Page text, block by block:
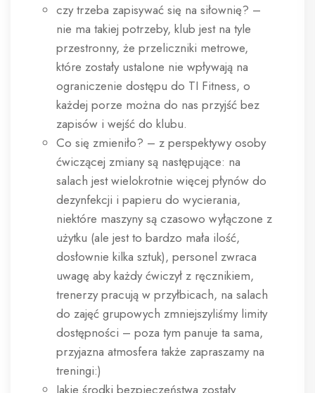
czy trzeba zapisywać się na siłownię? –
nie ma takiej potrzeby, klub jest na tyle
przestronny, że przeliczniki metrowe,
które zostały ustalone nie wpływają na
ograniczenie dostępu do TI Fitness, o
każdej porze można do nas przyjść bez
zapisów i wejść do klubu.
Co się zmieniło? – z perspektywy osoby
ćwiczącej zmiany są następujące: na
salach jest wielokrotnie więcej płynów do
dezynfekcji i papieru do wycierania,
niektóre maszyny są czasowo wyłączone z
użytku (ale jest to bardzo mała ilość,
dosłownie kilka sztuk), personel zwraca
uwagę aby każdy ćwiczył z ręcznikiem,
trenerzy pracują w przyłbicach, na salach
do zajęć grupowych zmniejszyliśmy limity
dostępności – poza tym panuje ta sama,
przyjazna atmosfera także zapraszamy na
treningi:)
Jakie środki bezpieczeństwa zostały